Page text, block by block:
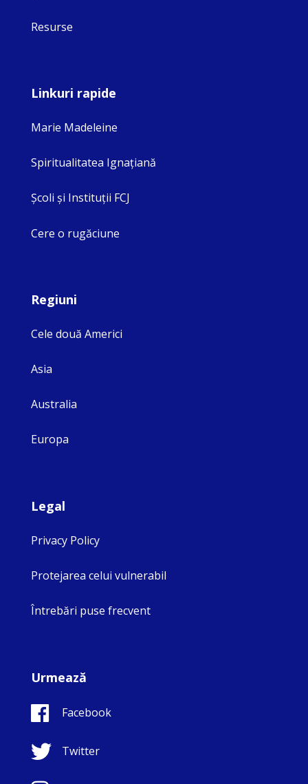
Resurse
Linkuri rapide
Marie Madeleine
Spiritualitatea Ignaţiană
Şcoli şi Instituţii FCJ
Cere o rugăciune
Regiuni
Cele două Americi
Asia
Australia
Europa
Legal
Privacy Policy
Protejarea celui vulnerabil
Întrebări puse frecvent
Urmează
Facebook
Twitter